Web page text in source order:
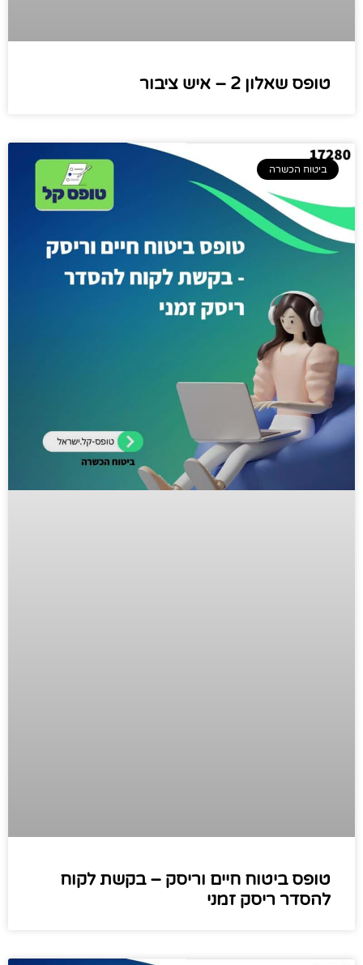
טופס שאלון 2 – איש ציבור
ביטוח הכשרה
טופס ביטוח חיים וריסק – בקשת לקוח
להסדר ריסק זמני